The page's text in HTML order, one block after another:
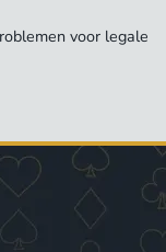
voor legale